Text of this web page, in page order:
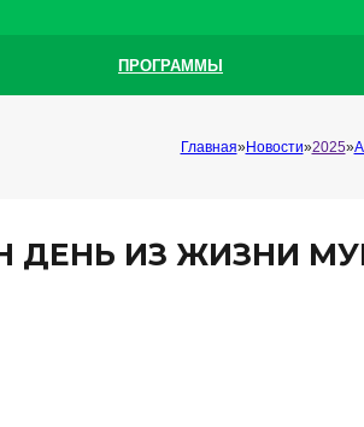
ПРОГРАММЫ
Главная Новости 2025
ДЕНЬ ИЗ ЖИЗНИ